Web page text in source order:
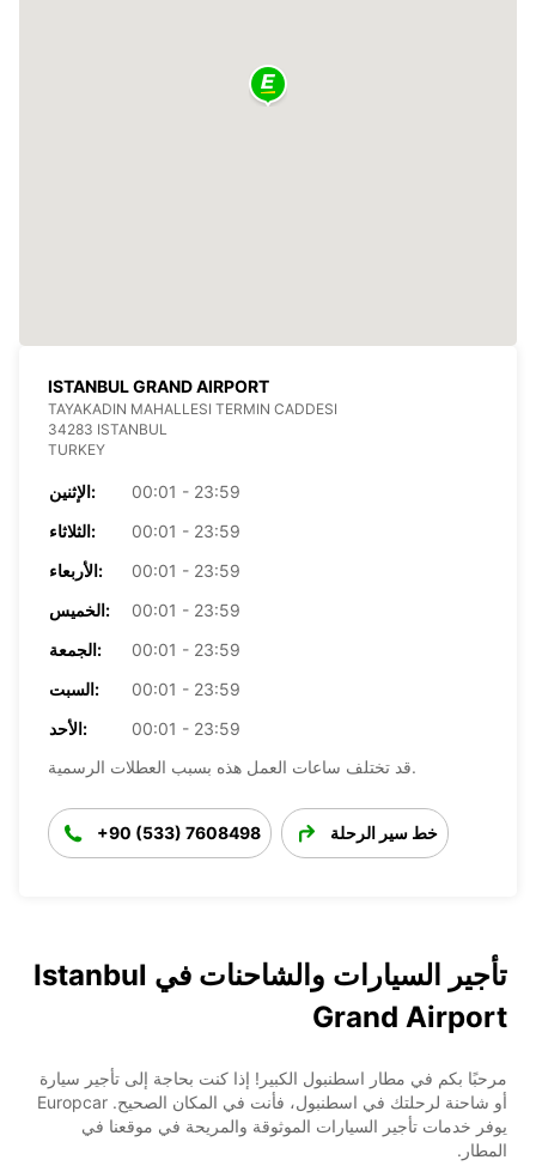
ISTANBUL GRAND AIRPORT
TAYAKADIN MAHALLESI TERMIN CADDESI
34283 ISTANBUL
TURKEY
الإثنين:
00:01 - 23:59
الثلاثاء:
00:01 - 23:59
الأربعاء:
00:01 - 23:59
الخميس:
00:01 - 23:59
الجمعة:
00:01 - 23:59
السبت:
00:01 - 23:59
الأحد:
00:01 - 23:59
قد تختلف ساعات العمل هذه بسبب العطلات الرسمية.
+90 (533) 7608498 خط سير الرحلة
تأجير السيارات والشاحنات في Istanbul
Grand Airport
مرحبًا بكم في مطار اسطنبول الكبير! إذا كنت بحاجة إلى تأجير سيارة
أو شاحنة لرحلتك في اسطنبول، فأنت في المكان الصحيح. Europcar
يوفر خدمات تأجير السيارات الموثوقة والمريحة في موقعنا في
المطار.